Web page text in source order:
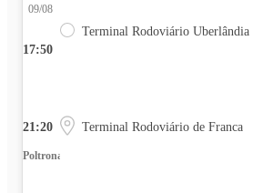
17:50
09/08
Terminal Rodoviário Uberlândia
21:20 Terminal Rodoviário de Franca
Poltrona